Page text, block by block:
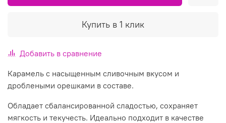
Купить в 1 клик
Добавить в сравнение
Карамель с насыщенным сливочным вкусом и
дроблеными орешками в составе.
Обладает сбалансированной сладостью, сохраняет
мягкость и текучесть. Идеально подходит в качестве